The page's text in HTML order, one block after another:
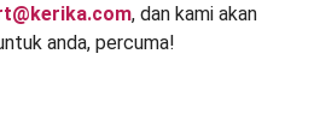
, dan kami akan
anda, percuma!